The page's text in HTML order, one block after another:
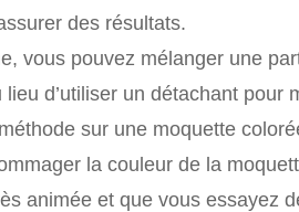
des résultats.
vous pouvez mélanger une
lieu d’utiliser un détachant
sur une moquette
la couleur de la
animée et que vous essayez